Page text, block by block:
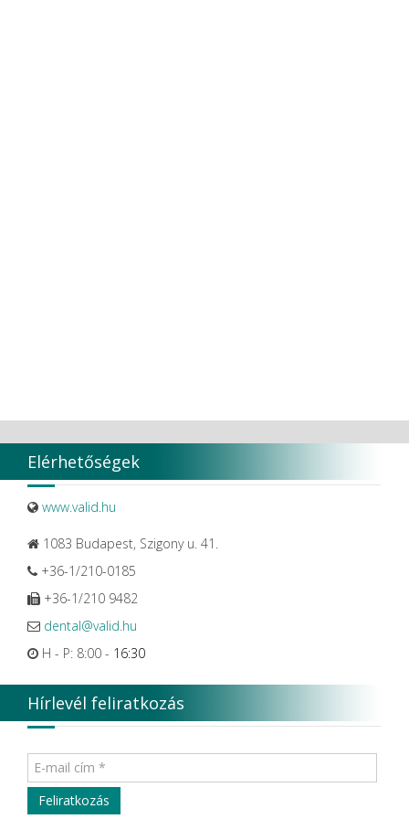
SUNSTAR
SURE DENT CORPORATION
SybronEndo
SyncVision Technology Corporation
Thienel
TOKUYAMA CO
TORK
Transcodent
TT TOOTH TRANSFORMER S.R.L.
Ultradent Products Inc.
VaLiD
VDENTAL
VDW
VITA
Vivaldi Kft.
VOCO
W&H Dentalwerk G.m.b.H.
Elérhetőségek
www.valid.hu
1083 Budapest, Szigony u. 41.
+36-1/210-0185
+36-1/210 9482
dental@valid.hu
H - P: 8:00 - 16:30
Hírlevél feliratkozás